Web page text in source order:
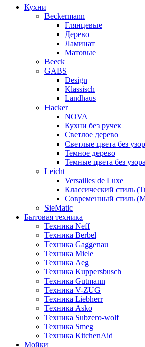
Кухни
Beckermann
Глянцевые
Дерево
Ламинат
Матовые
Beeck
GABS
Design
Klassisch
Landhaus
Hacker
NOVA
Кухни без ручек
Светлое дерево
Светлые цвета без
Темное дерево
Темные цвета без
Leicht
Versailles de Luxe
Классический стиль
Современный стиль
SieMatic
Бытовая техника
Техника Neff
Техника Berbel
Техника Gaggenau
Техника Miele
Техника Aeg
Техника Kuppersbusch
Техника Gutmann
Техника V-ZUG
Техника Liebherr
Техника Asko
Техника Subzero-wolf
Техника Smeg
Техника KitchenAid
Мойки